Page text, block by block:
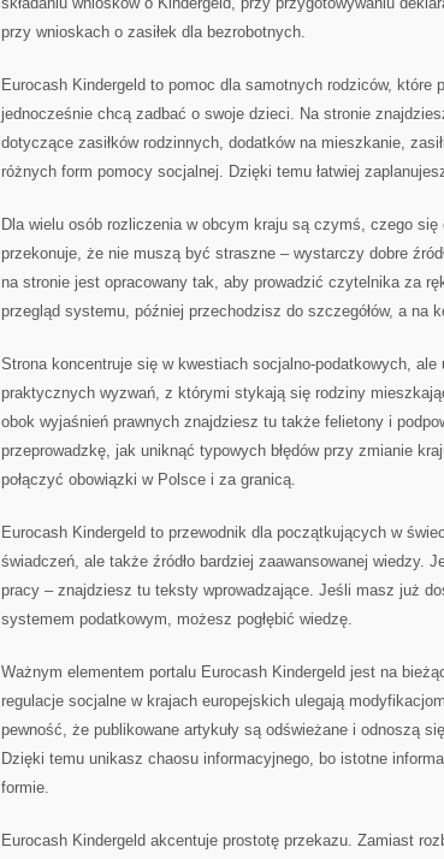
przy wnioskach o zasiłek dla bezrobotnych.
Eurocash Kindergeld to pomoc dla samotnych rodziców, które
jednocześnie chcą zadbać o swoje dzieci. Na stronie
dotyczące zasiłków rodzinnych, dodatków na mieszkanie,
różnych form pomocy socjalnej. Dzięki temu łatwiej
Dla wielu osób rozliczenia w obcym kraju są czymś, czego się
przekonuje, że nie muszą być straszne – wystarczy dobre
na stronie jest opracowany tak, aby prowadzić czytelnika za
przegląd systemu, później przechodzisz do szczegółów, a na
Strona koncentruje się w kwestiach socjalno-podatkowych, ale
praktycznych wyzwań, z którymi stykają się rodziny
obok wyjaśnień prawnych znajdziesz tu także felietony i
przeprowadzkę, jak uniknąć typowych błędów przy zmianie
połączyć obowiązki w Polsce i za granicą.
Eurocash Kindergeld to przewodnik dla początkujących w
świadczeń, ale także źródło bardziej zaawansowanej wiedzy.
pracy – znajdziesz tu teksty wprowadzające. Jeśli masz już
systemem podatkowym, możesz pogłębić wiedzę.
Ważnym elementem portalu Eurocash Kindergeld jest na
regulacje socjalne w krajach europejskich ulegają
pewność, że publikowane artykuły są odświeżane i odnoszą
Dzięki temu unikasz chaosu informacyjnego, bo istotne
formie.
Eurocash Kindergeld akcentuje prostotę przekazu. Zamiast